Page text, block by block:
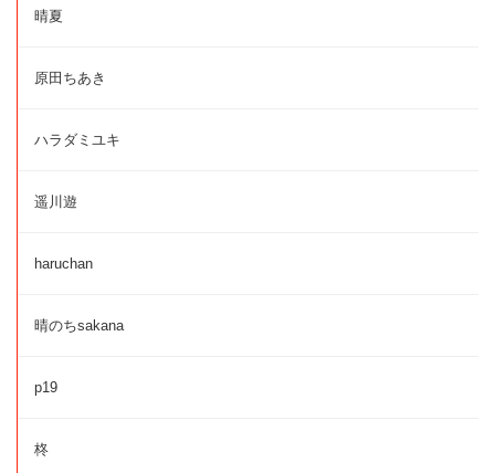
晴夏
原田ちあき
ハラダミユキ
遥川遊
haruchan
晴のちsakana
p19
柊